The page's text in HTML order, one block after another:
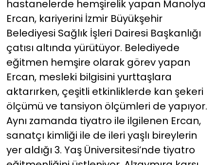
hastanelerde hemşirelik yapan Manolya
Ercan, kariyerini İzmir Büyükşehir
Belediyesi Sağlık İşleri Dairesi Başkanlığı
çatısı altında yürütüyor. Belediyede
eğitmen hemşire olarak görev yapan
Ercan, mesleki bilgisini yurttaşlara
aktarırken, çeşitli etkinliklerde kan şekeri
ölçümü ve tansiyon ölçümleri de yapıyor.
Aynı zamanda tiyatro ile ilgilenen Ercan,
sanatçı kimliği ile de ileri yaşlı bireylerin
yer aldığı 3. Yaş Üniversitesi’nde tiyatro